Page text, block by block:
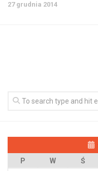
27 grudnia 2014
P
W Ś